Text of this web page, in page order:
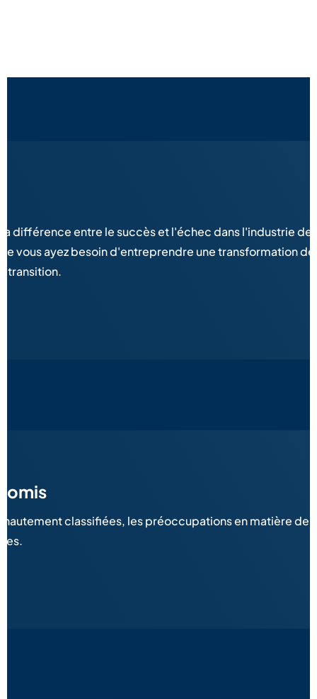
différence entre le succès et l'échec dans l'industrie
vous ayez besoin d'entreprendre une transformation
transition.
hautement classifiées, les préoccupations en matière